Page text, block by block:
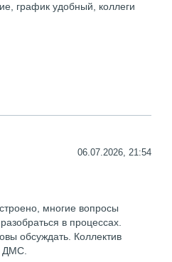
график удобный, коллеги
06.07.2026, 21:54
многие вопросы
в процессах.
обсуждать. Коллектив
ДМС.